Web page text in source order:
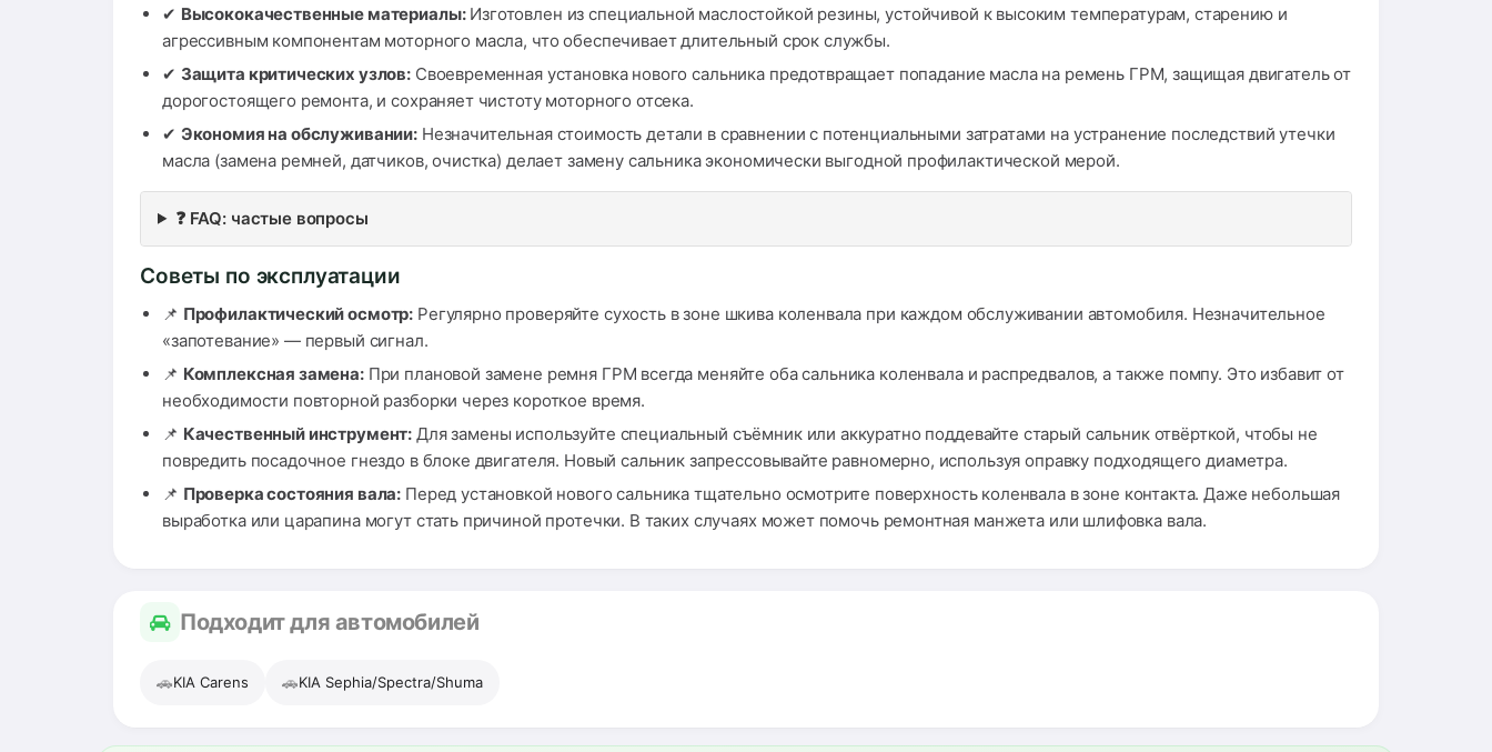
✔ Высококачественные материалы:Изготовлен из специальной маслостойкой резины, устойчивой к высоким температурам, старению и
агрессивным компонентам моторного масла, что обеспечивает длительный срок службы.
✔ Защита критических узлов:Своевременная установка нового сальника предотвращает попадание масла на ремень ГРМ, защищая двигатель от
дорогостоящего ремонта, и сохраняет чистоту моторного отсека.
✔ Экономия на обслуживании:Незначительная стоимость детали в сравнении с потенциальными затратами на устранение последствий утечки
масла (замена ремней, датчиков, очистка) делает замену сальника экономически выгодной профилактической мерой.
❓ FAQ: частые вопросы
Советы по эксплуатации
📌 Профилактический осмотр: Регулярно проверяйте сухость в зоне шкива коленвала при каждом обслуживании автомобиля. Незначительное
«запотевание» — первый сигнал.
📌 Комплексная замена:При плановой замене ремня ГРМ всегда меняйте оба сальника коленвала и распредвалов, а также помпу. Это избавит от
необходимости повторной разборки через короткое время.
📌 Качественный инструмент: Для замены используйте специальный съёмник или аккуратно поддевайте старый сальник отвёрткой, чтобы не
повредить посадочное гнездо в блоке двигателя. Новый сальник запрессовывайте равномерно, используя оправку подходящего диаметра.
📌 Проверка состояния вала: Перед установкой нового сальника тщательно осмотрите поверхность коленвала в зоне контакта. Даже небольшая
выработка или царапина могут стать причиной протечки. В таких случаях может помочь ремонтная манжета или шлифовка вала.
Подходит для автомобилей
🚗KIA Carens 🚗KIA Sephia/Spectra/Shuma